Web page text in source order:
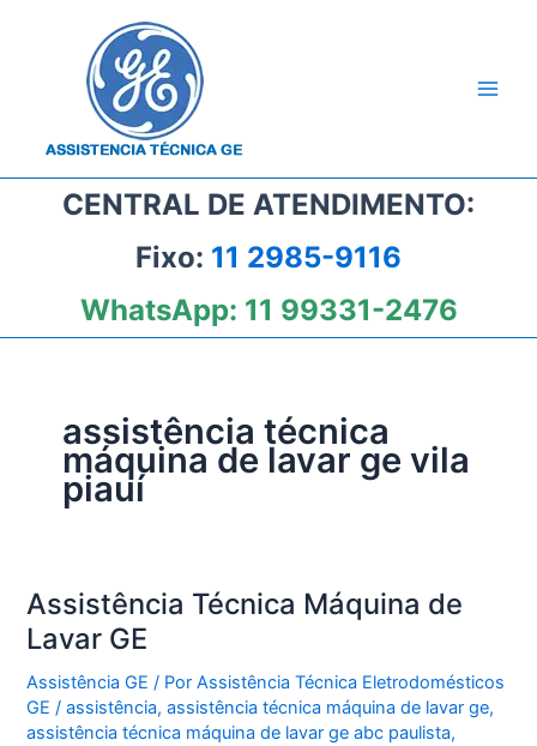
CENTRAL DE ATENDIMENTO:
Fixo: 11 2985-9116
WhatsApp: 11 99331-2476
assistência técnica
máquina de lavar ge vila
piauí
Assistência Técnica Máquina de
Lavar GE
Assistência GE / PorAssistência Técnica Eletrodomésticos
GE/assistência,assistência técnica máquina de lavar ge,
assistência técnica máquina de lavar ge abc paulista,